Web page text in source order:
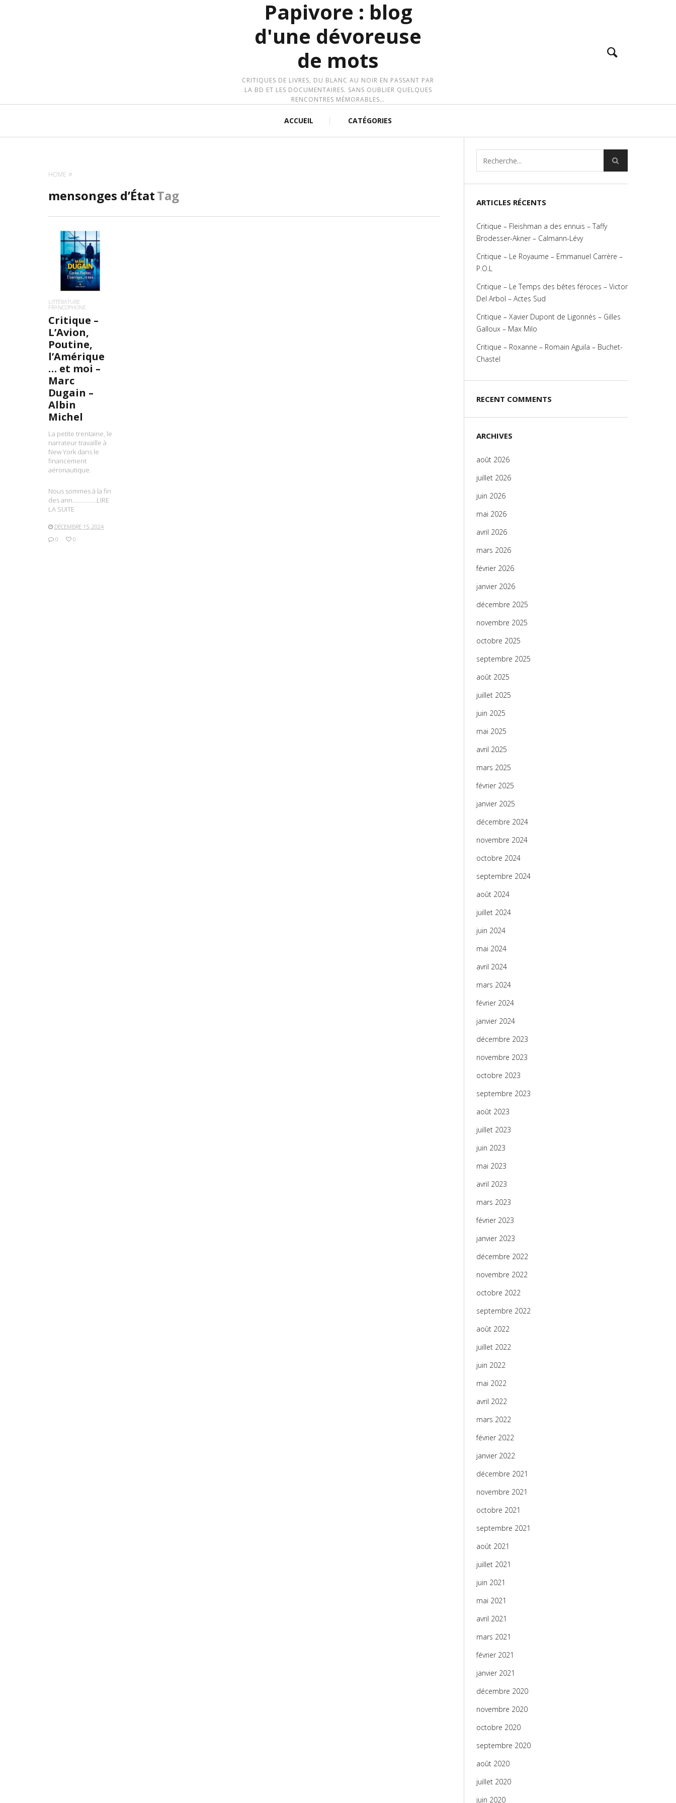
Papivore : blog
d'une dévoreuse
de mots
CRITIQUES DE LIVRES, DU BLANC AU NOIR EN PASSANT PAR
LA BD ET LES DOCUMENTAIRES. SANS OUBLIER QUELQUES
RENCONTRES MÉMORABLES…
ACCUEIL CATÉGORIES
HOME
mensonges d’ÉtatTag
LIRE LA SUITE
LITTÉRATURE
FRANCOPHONE
Critique –
L’Avion,
Poutine,
l’Amérique
… et moi –
Marc
Dugain –
Albin
Michel
La petite trentaine, le
narrateur travaille à
New York dans le
financement
aéronautique.
Nous sommes à la fin
des ann…………….LIRE
LA SUITE
DÉCEMBRE 15, 2024
0
0
ARTICLES RÉCENTS
Critique – Fleishman a des ennuis – Taffy
Brodesser-Akner – Calmann-Lévy
Critique – Le Royaume – Emmanuel Carrère –
P.O.L
Critique – Le Temps des bêtes féroces – Victor
Del Arbol – Actes Sud
Critique – Xavier Dupont de Ligonnès – Gilles
Galloux – Max Milo
Critique – Roxanne – Romain Aguila – Buchet-
Chastel
RECENT COMMENTS
ARCHIVES
août 2026
juillet 2026
juin 2026
mai 2026
avril 2026
mars 2026
février 2026
janvier 2026
décembre 2025
novembre 2025
octobre 2025
septembre 2025
août 2025
juillet 2025
juin 2025
mai 2025
avril 2025
mars 2025
février 2025
janvier 2025
décembre 2024
novembre 2024
octobre 2024
septembre 2024
août 2024
juillet 2024
juin 2024
mai 2024
avril 2024
mars 2024
février 2024
janvier 2024
décembre 2023
novembre 2023
octobre 2023
septembre 2023
août 2023
juillet 2023
juin 2023
mai 2023
avril 2023
mars 2023
février 2023
janvier 2023
décembre 2022
novembre 2022
octobre 2022
septembre 2022
août 2022
juillet 2022
juin 2022
mai 2022
avril 2022
mars 2022
février 2022
janvier 2022
décembre 2021
novembre 2021
octobre 2021
septembre 2021
août 2021
juillet 2021
juin 2021
mai 2021
avril 2021
mars 2021
février 2021
janvier 2021
décembre 2020
novembre 2020
octobre 2020
septembre 2020
août 2020
juillet 2020
juin 2020